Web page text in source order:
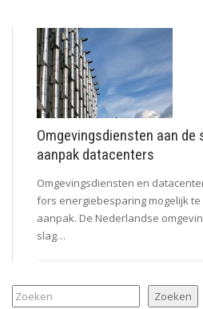
Omgevingsdiensten aan
aanpak datacenters
Omgevingsdiensten en
fors energiebesparing mogelijk
aanpak. De Nederlandse
slag…
Zoeken Zoeken